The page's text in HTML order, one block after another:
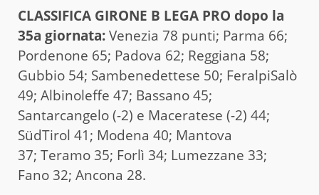
CLAS­SI­FI­CA GIRONE B LEGA PRO dopo la
35a giornata:Venezia 78 punti; Parma 66;
Pordenone 65; Padova 62; Reggiana 58;
Gubbio 54; Sambenedettese 50; FeralpiSalò
49; Albinoleffe 47; Bassano 45;
Santarcangelo (-2) e Maceratese (-2) 44;
SüdTirol 41; Modena 40; Mantova
37; Teramo 35; Forlì 34; Lumezzane 33;
Fano 32; Ancona 28.